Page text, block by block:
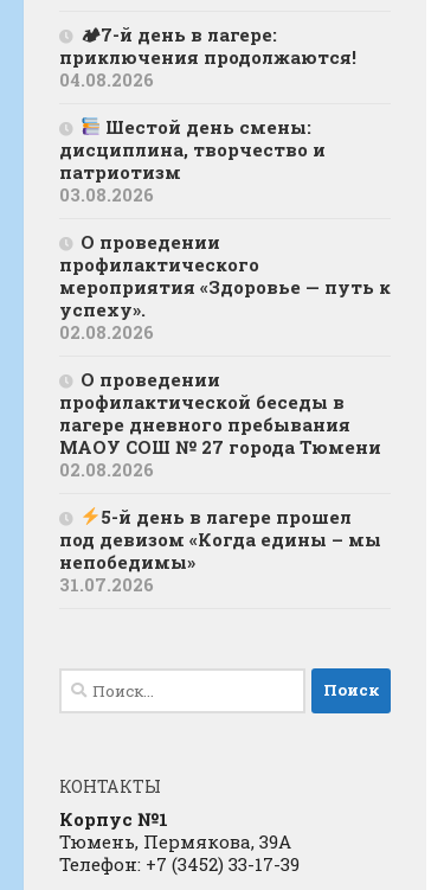
🏕7-й день в лагере:
приключения продолжаются!
04.08.2026
Шестой день смены:
дисциплина, творчество и
патриотизм
03.08.2026
О проведении
профилактического
мероприятия «Здоровье — путь к
успеху».
02.08.2026
О проведении
профилактической беседы в
лагере дневного пребывания
МАОУ СОШ № 27 города Тюмени
02.08.2026
5-й день в лагере прошел
под девизом «Когда едины – мы
непобедимы»
31.07.2026
Найти:
КОНТАКТЫ
Корпус №1
Тюмень, Пермякова, 39А
Телефон: +7 (3452) 33-17-39